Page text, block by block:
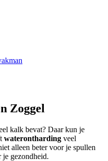
Zoggel
kalk bevat? Daar kun je
waterontharding veel
alleen beter voor je spullen
je gezondheid.